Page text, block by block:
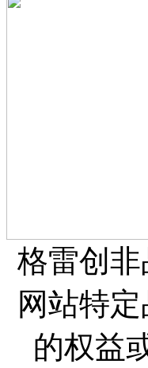
格雷创
网站特
的权益